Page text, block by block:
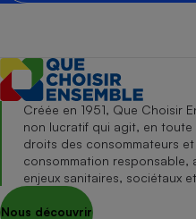
Créée en 1951, Que Choisir
non lucratif qui agit, en
droits des consommateurs
consommation responsable,
enjeux sanitaires, sociétaux
Nous découvrir